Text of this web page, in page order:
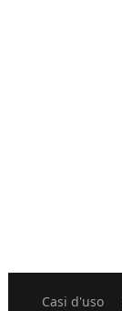
Casi d'uso